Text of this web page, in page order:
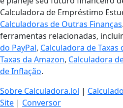
Calculadora de Empréstimo
Calculadoras de Outras Finanças
ferramentas relacionadas,
do PayPal, Calculadora de Taxas
Taxas da Amazon, Calculadora
de Inflação.
Sobre Calculadora.lol |
Site | Conversor